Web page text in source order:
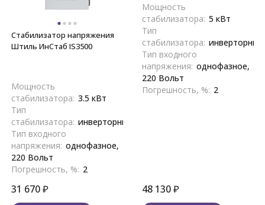
Стабилизатор напряжения
Штиль ИнСтаб IS3500
Мощность
стабилизатора: 3.5 кВт
Тип
стабилизатора: инверторный
Тип входного
напряжения: однофазное,
220 Вольт
Погрешность, %: 2
31 670₽
Мощность
стабилизатора: 5 кВт
Тип
стабилизатора: инверторный
Тип входного
напряжения: однофазное,
220 Вольт
Погрешность, %: 2
48 130₽